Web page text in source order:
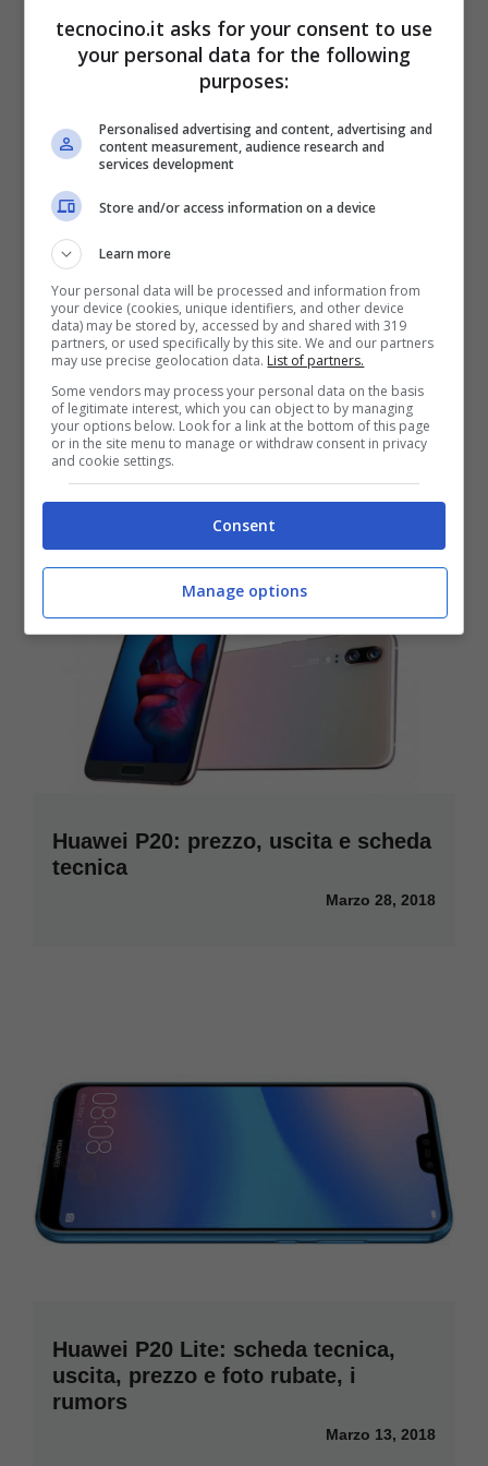
Huawei P20: 5 motivi per comprarlo
Marzo 30, 2018
Huawei P20: prezzo, uscita e scheda
tecnica
Marzo 28, 2018
Huawei P20 Lite: scheda tecnica,
uscita, prezzo e foto rubate, i
rumors
Marzo 13, 2018
tecnocino.it asks for your consent to use
your personal data for the following
purposes:
Personalised advertising and content, advertising and
content measurement, audience research and
services development
Store and/or access information on a device
Learn more
Your personal data will be processed and information from
your device (cookies, unique identifiers, and other device
data) may be stored by, accessed by and shared with 319
partners, or used specifically by this site. We and our partners
may use precise geolocation data. List of partners.
Some vendors may process your personal data on the basis
of legitimate interest, which you can object to by managing
your options below. Look for a link at the bottom of this page
or in the site menu to manage or withdraw consent in privacy
and cookie settings.
Consent
Manage options